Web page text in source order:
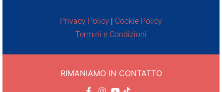
Privacy Policy | Cookie Policy
Termini e Condizioni
RIMANIAMO IN CONTATTO